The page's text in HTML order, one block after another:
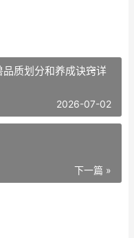
品质划分和养成诀窍详
2026-07-02
下一篇 »